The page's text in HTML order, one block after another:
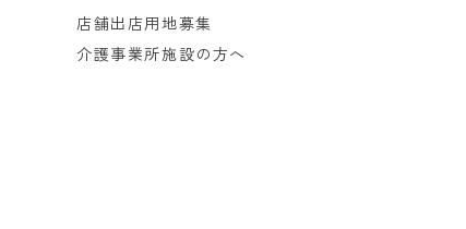
店舗出店用地募集
介護事業所施設の方へ